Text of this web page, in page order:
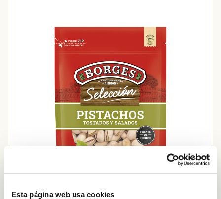
Esta página web usa cookies